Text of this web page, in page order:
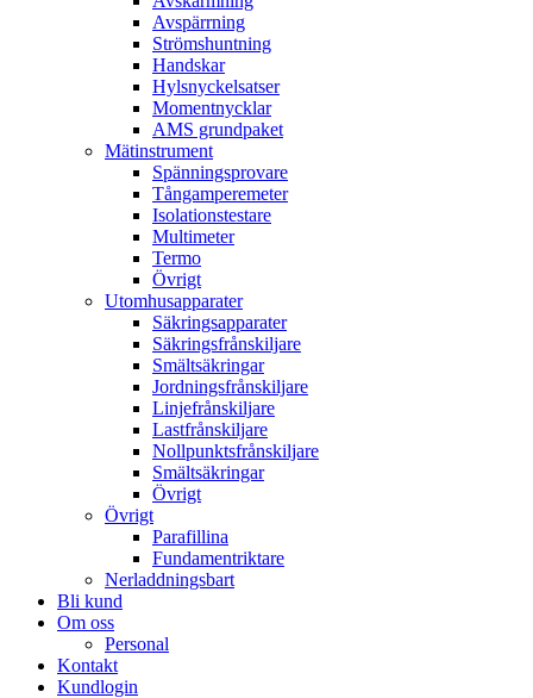
Avspärrning
Strömshuntning
Handskar
Hylsnyckelsatser
Momentnycklar
AMS grundpaket
Mätinstrument
Spänningsprovare
Tångamperemeter
Isolationstestare
Multimeter
Termo
Övrigt
Utomhusapparater
Säkringsapparater
Säkringsfrånskiljare
Smältsäkringar
Jordningsfrånskiljare
Linjefrånskiljare
Lastfrånskiljare
Nollpunktsfrånskiljare
Smältsäkringar
Övrigt
Övrigt
Parafillina
Fundamentriktare
Nerladdningsbart
Bli kund
Om oss
Personal
Kontakt
Kundlogin